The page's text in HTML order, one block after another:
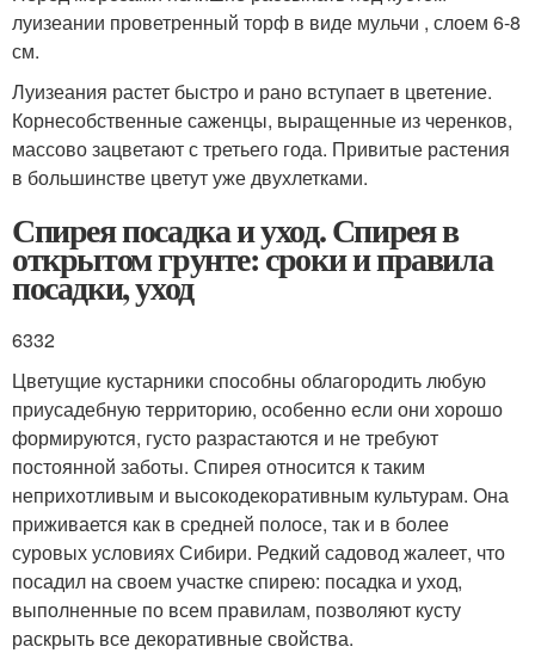
луизеании проветренный торф в виде мульчи , слоем 6-8
см.
Луизеания растет быстро и рано вступает в цветение.
Корнесобственные саженцы, выращенные из черенков,
массово зацветают с третьего года. Привитые растения
в большинстве цветут уже двухлетками.
Спирея посадка и уход. Спирея в
открытом грунте: сроки и правила
посадки, уход
6332
Цветущие кустарники способны облагородить любую
приусадебную территорию, особенно если они хорошо
формируются, густо разрастаются и не требуют
постоянной заботы. Спирея относится к таким
неприхотливым и высокодекоративным культурам. Она
приживается как в средней полосе, так и в более
суровых условиях Сибири. Редкий садовод жалеет, что
посадил на своем участке спирею: посадка и уход,
выполненные по всем правилам, позволяют кусту
раскрыть все декоративные свойства.